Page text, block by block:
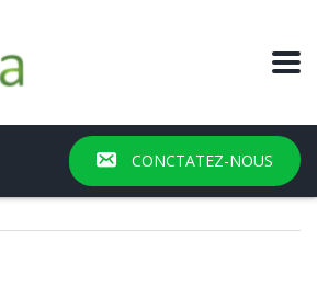
CONCTATEZ-NOUS